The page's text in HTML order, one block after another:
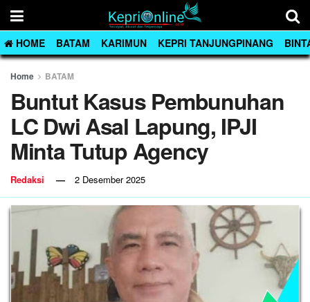
HOME BATAM KARIMUN KEPRI TANJUNGPINANG
Home BATAM
Buntut Kasus Pembunuhan
LC Dwi Asal Lapung, IPJI
Minta Tutup Agency
Redaksi 2 Desember 2025